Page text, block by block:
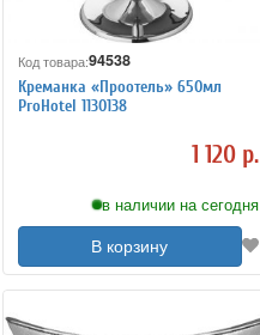
Код товара:94538
Креманка «Проотель» 650мл
ProHotel 1130138
1 120 р.
в наличии на сегодня
В корзину